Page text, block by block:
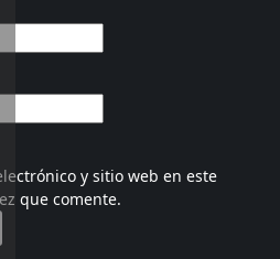
y sitio web en este
que comente.